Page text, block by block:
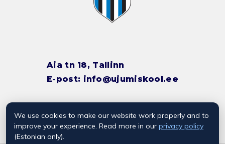
Aia tn 18, Tallinn
E-post: info@ujumiskool.ee
TREENERITE KONTAKTID
We use cookies to make our website work properly and to
improve your experience. Read more in our privacy policy
(Estonian only).